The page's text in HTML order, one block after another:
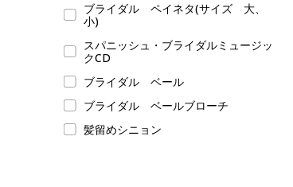
ブライダル ペイネタ(サイズ 大、
小)
スパニッシュ・ブライダルミュージッ
クCD
ブライダル ベール
ブライダル ベールブローチ
髪留めシニョン